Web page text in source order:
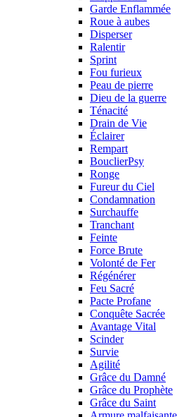
Garde Enflammée
Roue à aubes
Disperser
Ralentir
Sprint
Fou furieux
Peau de pierre
Dieu de la guerre
Ténacité
Drain de Vie
Éclairer
Rempart
BouclierPsy
Ronge
Fureur du Ciel
Condamnation
Surchauffe
Tranchant
Feinte
Force Brute
Volonté de Fer
Régénérer
Feu Sacré
Pacte Profane
Conquête Sacrée
Avantage Vital
Scinder
Survie
Agilité
Grâce du Damné
Grâce du Prophète
Grâce du Saint